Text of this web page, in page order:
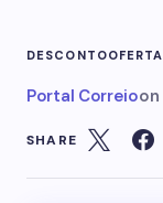
DESCONTOOFERTA
Portal Correioon
SHARE